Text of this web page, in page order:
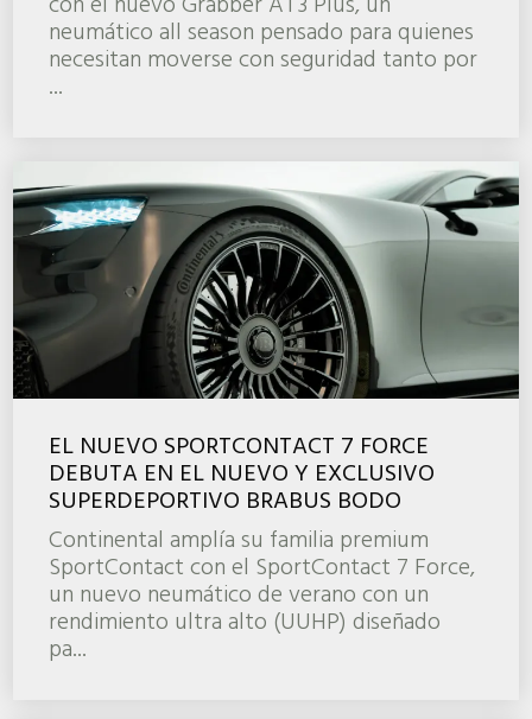
neumático all season pensado para quienes
necesitan moverse con seguridad tanto por
...
EL NUEVO SPORTCONTACT 7 FORCE
DEBUTA EN EL NUEVO Y EXCLUSIVO
SUPERDEPORTIVO BRABUS BODO
Continental amplía su familia premium
SportContact con el SportContact 7 Force,
un nuevo neumático de verano con un
rendimiento ultra alto (UUHP) diseñado
pa...